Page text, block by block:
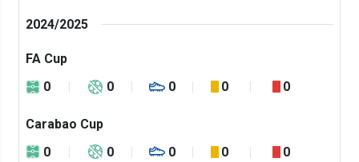
2024/2025
FA Cup
0
0 0 0 0
Carabao Cup
0
0 0 0 0